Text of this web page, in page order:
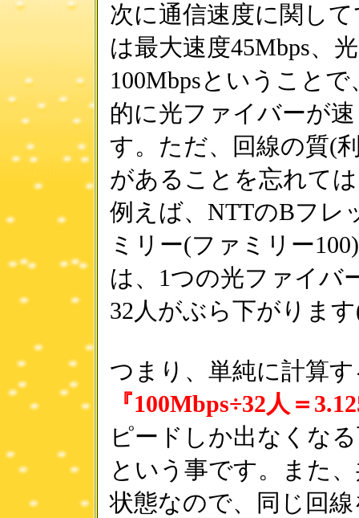
次に通信速度に関し
は最大速度45Mbps、
100Mbpsということ
的に光ファイバーが
す。ただ、回線の質(
があることを忘れて
例えば、NTTのBフレ
ミリー(ファミリー
は、1つの光ファイバ
32人がぶら下がりま
つまり、単純に計算
『100Mbps÷32人＝
ピードしか出なくな
という事です。また
状態なので、同じ回